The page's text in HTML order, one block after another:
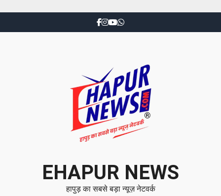
EHAPUR NEWS
हापुड़ का सबसे बड़ा न्यूज़ नेटवर्क